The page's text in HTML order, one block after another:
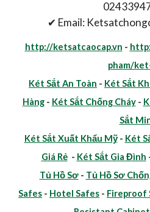
✔ Email:
http://ketsatcaocap.vn -
pham/
Két Sắt An Toàn - Két Sắt
Hàng- Két Sắt Chống Cháy-
Sắt
Két Sắt Xuất Khẩu Mỹ- Két
Giá Rẻ- Két Sắt Gia Đình
Tủ Hồ Sơ- Tủ Hồ Sơ
Safes - Hotel Safes - Fireproof